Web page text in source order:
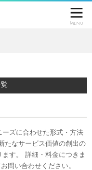

Menu
ズに合わせた形式・方法
たなサービス価値の創出の
す。 詳細・料金につきま
問い合わせください。